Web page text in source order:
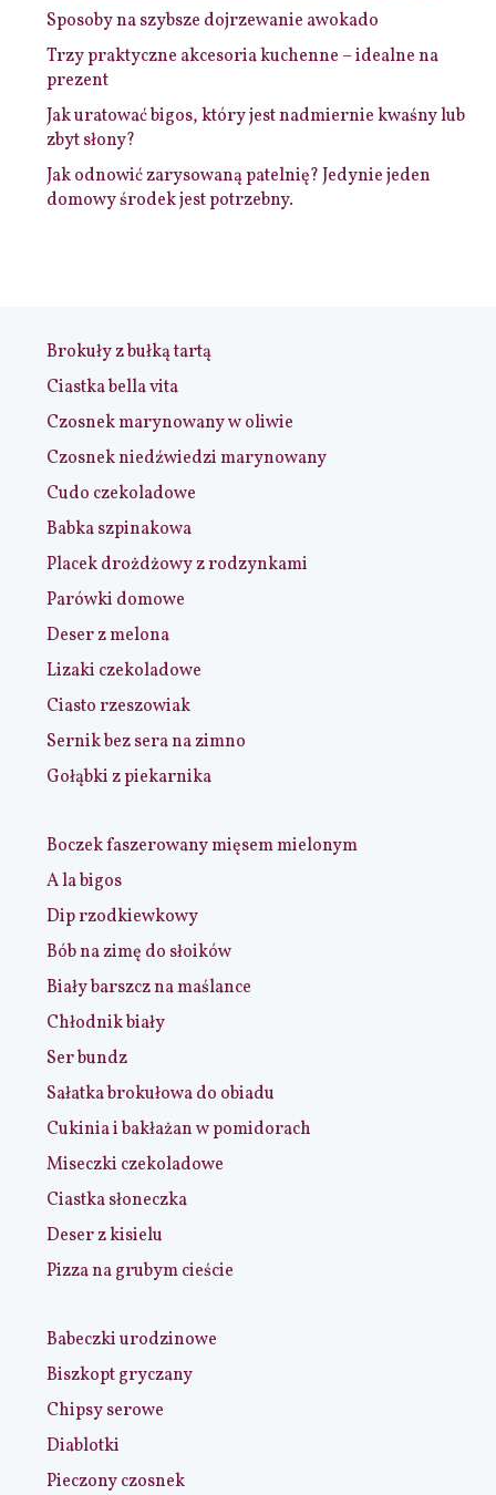
Sposoby na szybsze dojrzewanie awokado
Trzy praktyczne akcesoria kuchenne – idealne na
prezent
Jak uratować bigos, który jest nadmiernie kwaśny lub
zbyt słony?
Jak odnowić zarysowaną patelnię? Jedynie jeden
domowy środek jest potrzebny.
Brokuły z bułką tartą
Ciastka bella vita
Czosnek marynowany w oliwie
Czosnek niedźwiedzi marynowany
Cudo czekoladowe
Babka szpinakowa
Placek drożdżowy z rodzynkami
Parówki domowe
Deser z melona
Lizaki czekoladowe
Ciasto rzeszowiak
Sernik bez sera na zimno
Gołąbki z piekarnika
Boczek faszerowany mięsem mielonym
A la bigos
Dip rzodkiewkowy
Bób na zimę do słoików
Biały barszcz na maślance
Chłodnik biały
Ser bundz
Sałatka brokułowa do obiadu
Cukinia i bakłażan w pomidorach
Miseczki czekoladowe
Ciastka słoneczka
Deser z kisielu
Pizza na grubym cieście
Babeczki urodzinowe
Biszkopt gryczany
Chipsy serowe
Diablotki
Pieczony czosnek